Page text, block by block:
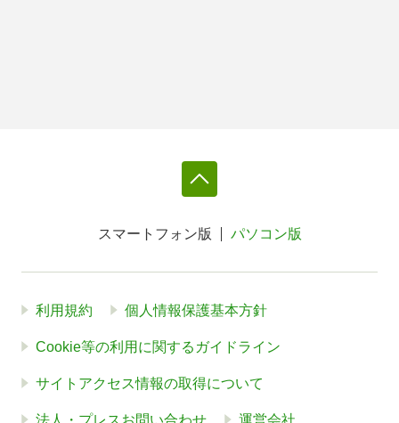
スマートフォン版 パソコン版
利用規約 個人情報保護基本方針
Cookie等の利用に関するガイドライン
サイトアクセス情報の取得について
法人・プレスお問い合わせ 運営会社